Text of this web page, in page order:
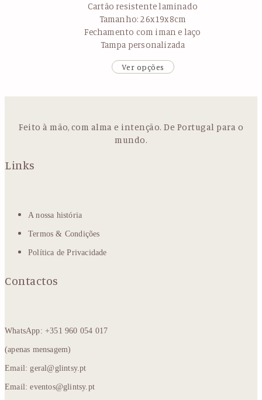
Cartão resistente laminado
Tamanho: 26x19x8cm
Fechamento com iman e laço
Tampa personalizada
Ver opções
Feito à mão, com alma e intenção. De Portugal para o
mundo.
Links
A nossa história
Termos & Condições
Política de Privacidade
Contactos
WhatsApp: +351 960 054 017
(apenas mensagem)
Email: geral@glintsy.pt
Email: eventos@glintsy.pt